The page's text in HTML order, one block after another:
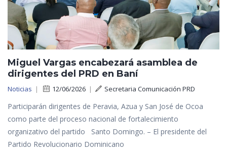
Miguel Vargas encabezará asamblea de
dirigentes del PRD en Baní
Noticias | 12/06/2026 | Secretaria Comunicación PRD
Participarán dirigentes de Peravia, Azua y San José de Ocoa
como parte del proceso nacional de fortalecimiento
organizativo del partido Santo Domingo. – El presidente del
Partido Revolucionario Dominicano